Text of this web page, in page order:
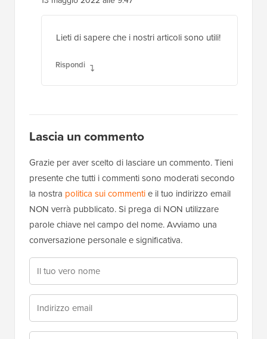
Lieti di sapere che i nostri articoli sono utili!
Rispondi
Lascia un commento
Grazie per aver scelto di lasciare un commento. Tieni
presente che tutti i commenti sono moderati secondo
la nostra politica sui commentie il tuo indirizzo email
NON verrà pubblicato. Si prega di NON utilizzare
parole chiave nel campo del nome. Avviamo una
conversazione personale e significativa.